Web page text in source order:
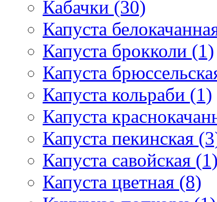
Кабачки (30)
Капуста
Капуста брокколи (1)
Капуста
Капуста кольраби (1)
Капуста
Капуста пекинская
Капуста савойская
Капуста цветная (8)